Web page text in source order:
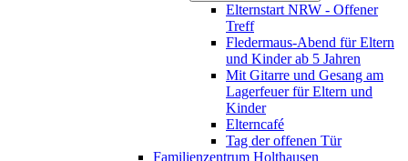
Elternstart NRW - Offener
Treff
Fledermaus-Abend für Eltern
und Kinder ab 5 Jahren
Mit Gitarre und Gesang am
Lagerfeuer für Eltern und
Kinder
Elterncafé
Tag der offenen Tür
Familienzentrum Holthausen